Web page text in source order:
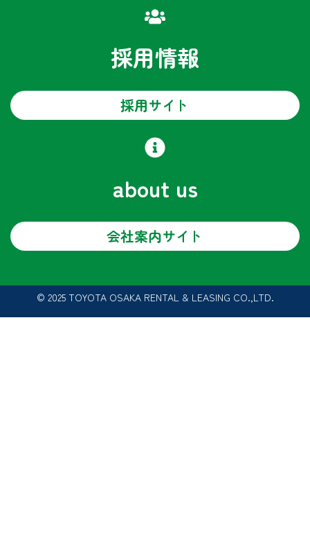
採用情報
採用サイト
about us
会社案内サイト
© 2025 TOYOTA OSAKA RENTAL & LEASING CO.,LTD.